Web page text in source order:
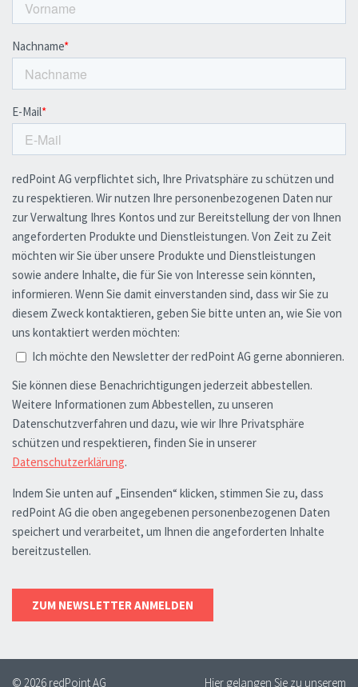
© 2026 redPoint AG Hier gelangen Sie zu unserem